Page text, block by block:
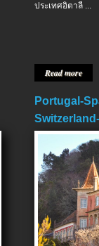
ประเทศอิตาลี ...
Read more
Portugal-